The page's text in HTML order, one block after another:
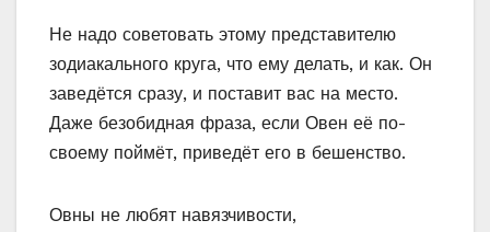
Не надо советовать этому представителю
зодиакального круга, что ему делать, и как. Он
заведётся сразу, и поставит вас на место.
Даже безобидная фраза, если Овен её по-
своему поймёт, приведёт его в бешенство.
Овны не любят навязчивости,